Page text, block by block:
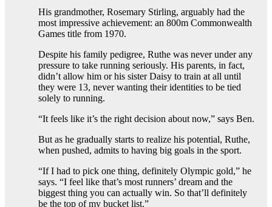
His grandmother, Rosemary Stirling, arguably had the
most impressive achievement: an 800m Commonwealth
Games title from 1970.
Despite his family pedigree, Ruthe was never under any
pressure to take running seriously. His parents, in fact,
didn’t allow him or his sister Daisy to train at all until
they were 13, never wanting their identities to be tied
solely to running.
“It feels like it’s the right decision about now,” says Ben.
But as he gradually starts to realize his potential, Ruthe,
when pushed, admits to having big goals in the sport.
“If I had to pick one thing, definitely Olympic gold,” he
says. “I feel like that’s most runners’ dream and the
biggest thing you can actually win. So that’ll definitely
be the top of my bucket list.”